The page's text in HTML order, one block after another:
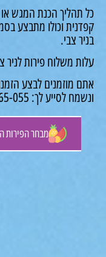
מבחר הפירות היומי
הכנת המגש או
וכולו מתבצע בסמוך
צבי.
פירות לניר צבי: 50 שקלים
מוזמנים לבצע הזמנות
לך: 03-6565-055